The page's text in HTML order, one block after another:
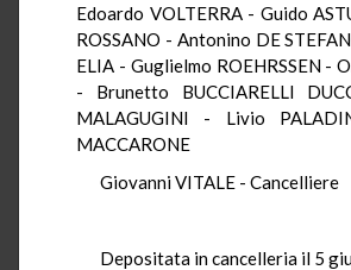
Edoardo VOLTERRA - Guido
ROSSANO - Antonino DE
ELIA - Guglielmo ROEHRSSEN -
- Brunetto BUCCIARELLI
MALAGUGINI - Livio
MACCARONE
Giovanni VITALE - Cancelliere
Depositata in cancelleria il 5